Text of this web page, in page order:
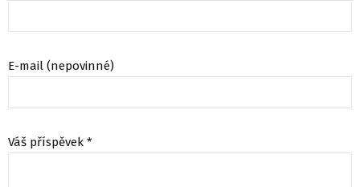
E-mail (nepovinné)
Váš příspěvek *